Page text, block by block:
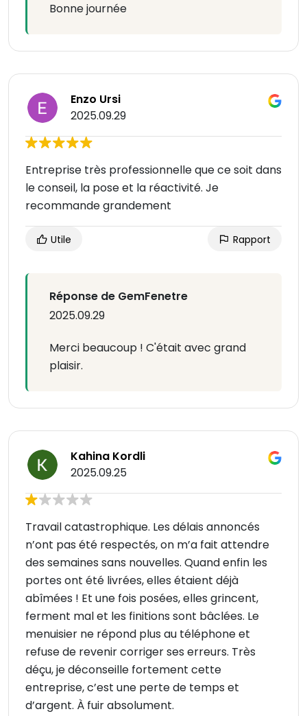
Bonne journée
Enzo Ursi
2025.09.29
Entreprise très professionnelle que ce soit dans
le conseil, la pose et la réactivité. Je
recommande grandement
Utile Rapport
Réponse de GemFenetre
2025.09.29
Merci beaucoup ! C'était avec grand
plaisir.
Kahina Kordli
2025.09.25
Travail catastrophique. Les délais annoncés
n’ont pas été respectés, on m’a fait attendre
des semaines sans nouvelles. Quand enfin les
portes ont été livrées, elles étaient déjà
abîmées ! Et une fois posées, elles grincent,
ferment mal et les finitions sont bâclées. Le
menuisier ne répond plus au téléphone et
refuse de revenir corriger ses erreurs. Très
déçu, je déconseille fortement cette
entreprise, c’est une perte de temps et
d’argent. À fuir absolument.